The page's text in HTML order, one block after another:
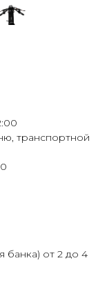
транспортной
от 2 до 4